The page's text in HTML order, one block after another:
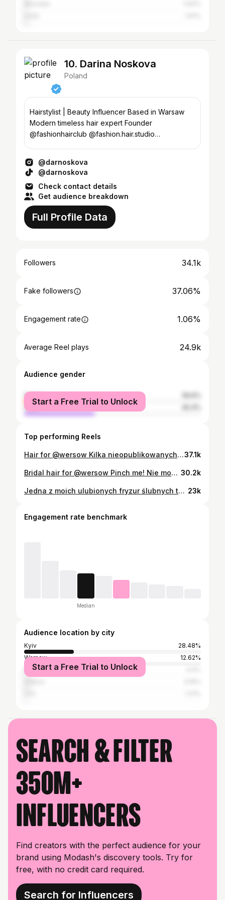
10. Darina Noskova
Poland
Hairstylist | Beauty Influencer Based in Warsaw
Modern timeless hair expert Founder
@fashionhairclub @fashion.hair.studio
@darnoskova
@darnoskova
Check contact details
Get audience breakdown
Full Profile Data
Followers 34.1k
Fake followers 37.06%
Engagement rate 1.06%
Average Reel plays 24.9k
Audience gender
female
male
Start a Free Trial to Unlock
Top performing Reels
Hair for @wersow Kilka nieopublikowanych kadrów z dnia ślubu Werki A tutorial na fryzurę już na profilu 🥰 So grateful to be part of this day! Wedding planer @artofwedding Photos @elenamatiash Make up @ewelinakrason Hair by me Dress @berta @bertabridal 🩵37.1k
Bridal hair for @wersow Pinch me! Nie mogę uwierzyć, że tam byłam i jestem ogromnie wdzięczna Werce za zaufanie 🥰 Zrobiłyśmy ponadczasowe, lekkie i kobiece fale – fryzura w której Werka czuje się sobą, bo właśnie na tym najbardziej mi zależało To był naprawdę wyjątkowy czas! Co myślicie o takiej fryzurze? Dajcie znać w komentarzu 🥰 Wedding planner @artofwedding Photos @elenamatiash Make up @ewelinakrason Hair by me Dress @berta @bertabridal 🩵 Fryzura | Fryzura ślubna | Panna Młoda | Stylizacja włosów | Fryzjer | Fryzjer ślubny 30.2k
Jedna z moich ulubionych fryzur ślubnych tego sezonu 🥹 Kiedy Kaja pokazała inspirację, od razu wiedziałam, że to będzie coś pięknego! Lekkie, romantyczne półupięcie z objętością i naturalną teksturą - dokładnie taki efekt, który uwielbiam tworzyć To był jeden z tych ślubów, które zapamiętam na długo - przepiękne miejsce, cudowna atmosfera i wymarzony team 🩵 23k
Engagement rate benchmark
Median
Audience location by city
Kyiv
28.48%
Warsaw
12.62%
Moscow
Start a Free Trial to Unlock
Search & filter
350M+
influencers
Find creators with the perfect audience for your
brand using Modash's discovery tools. Try for
free, with no credit card required.
Search for Influencers